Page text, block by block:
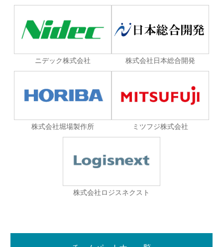
ニデック株式会社 株式会社日本総合開発
株式会社堀場製作所 ミツフジ株式会社
株式会社ロジスネクスト